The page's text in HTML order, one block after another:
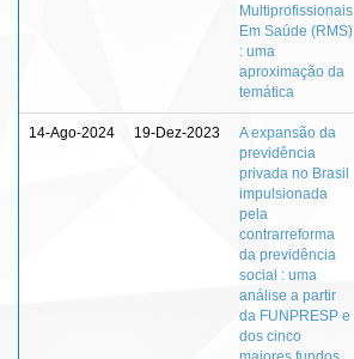
Multiprofissionais
Em Saúde (RMS)
: uma
aproximação da
temática
14-Ago-2024 19-Dez-2023
A expansão da
previdência
privada no Brasil
impulsionada
pela
contrarreforma
da previdência
social : uma
análise a partir
da FUNPRESP e
dos cinco